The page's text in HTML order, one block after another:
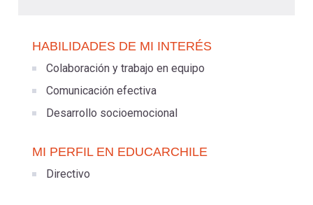
mi
cuenta
HABILIDADES DE MI INTERÉS
Colaboración y trabajo en equipo
Comunicación efectiva
Desarrollo socioemocional
MI PERFIL EN EDUCARCHILE
Directivo